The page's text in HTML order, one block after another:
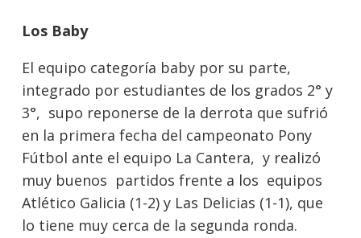
Los Baby
El equipo categoría baby por su parte,
integrado por estudiantes de los grados 2° y
3°, supo reponerse de la derrota que sufrió
en la primera fecha del campeonato Pony
Fútbol ante el equipo La Cantera, y realizó
muy buenos partidos frente a los equipos
Atlético Galicia (1-2) y Las Delicias (1-1), que
lo tiene muy cerca de la segunda ronda.